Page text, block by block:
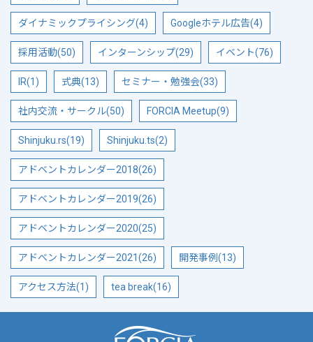
ダイナミックプライシング(4) Googleホテル広告(4)
採用活動(50) インターンシップ(29) イベント(76)
IR(1) 式典(13) セミナー・勉強会(33)
社内交流・サークル(50) FORCIA Meetup(9)
Shinjuku.rs(19) Shinjuku.ts(2)
アドベントカレンダー2018(26)
アドベントカレンダー2019(26)
アドベントカレンダー2020(25)
アドベントカレンダー2021(26) 開発事例(13)
アクセス方法(1) tea break(16)